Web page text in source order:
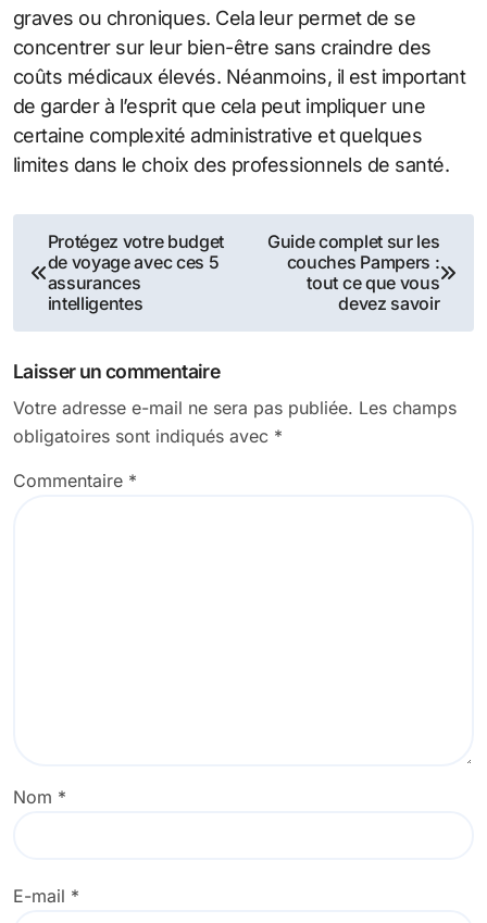
graves ou chroniques. Cela leur permet de se
concentrer sur leur bien-être sans craindre des
coûts médicaux élevés. Néanmoins, il est important
de garder à l’esprit que cela peut impliquer une
certaine complexité administrative et quelques
limites dans le choix des professionnels de santé.
Navigation
de
l’article
Protégez votre budget
de voyage avec ces 5
assurances
intelligentes
Guide complet sur les
couches Pampers :
tout ce que vous
devez savoir
Laisser un commentaire
Votre adresse e-mail ne sera pas publiée. Les champs
obligatoires sont indiqués avec *
Commentaire *
Nom *
E-mail *